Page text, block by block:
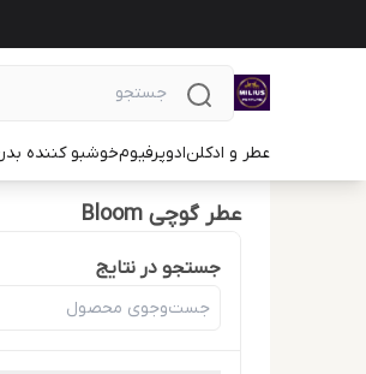
عطر و ادکلنادوپرفیومخوشبو کننده
عطر گوچی Bloom
جستجو در نتایج